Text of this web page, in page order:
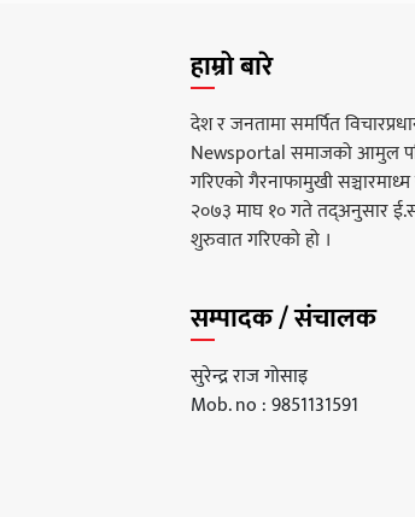
हाम्रो बारे
देश र जनतामा समर्पित
Newsportal समाजको आमुल
गरिएको गैरनाफामुखी
२०७३ माघ १० गते तद्अनुसार
शुरुवात गरिएको हो ।
सम्पादक / संचालक
सुरेन्द्र राज गोसाइ
Mob. no : 9851131591